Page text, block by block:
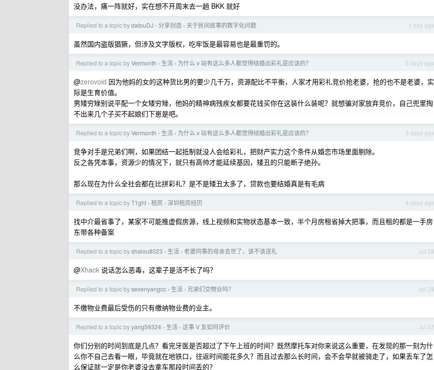
没办法，痛一阵就好，实在想不开周末去一趟 BKK 就好
1 day ago
Replied to a topic bydatouDJ › 分享创造 › 关于民间故事的数字化问题
虽然国内盗版猖獗，但涉及文字版权，吃牢饭是最容易也是最重罚的。
3 days ago
Replied to a topic byVermonth › 生活 › 为什么 v 站有这么多人都觉得结婚出彩礼是应该的？
@zerovoid 因为他妈的女的这种货比男的要少几千万，资源配比不平衡，人家才用彩礼竞价抢老婆，抢的也不是老婆，实
际是生育价值。
男矮穷矬别说平配一个女矮穷矬，他妈的精神病残疾女都要花钱买你在这装什么装呢？就想骗对家放弃竞价，自己兜里掏
不出来几个子买不起娘们下崽是吧。
3 days ago
Replied to a topic byVermonth › 生活 › 为什么 v 站有这么多人都觉得结婚出彩礼是应该的？
竞争对手是兄弟们啊，如果团结一起抵制就没人会给彩礼，把财产实力这个条件从婚恋市场里面剔除。
反之各凭本事，资源少的情况下，就只有高帅才能延续基因，矮丑的只能断子绝孙。
那么现在为什么全社会都在比拼彩礼？是不是矮丑太多了，贷款也要结婚真是有毛病
4 days ago
Replied to a topic byT1ght › 租房 › 深圳租房经历
找中介最省事了，某家不可能推虚假房源，线上视频和实物状态基本一致，半个月房租省掉大把事，而且租的都是一手房
东带各种备案
Jul 28
Replied to a topic byshalou8023 › 生活 › 老婆同事的母亲去世了，该不该送礼
@Xhack 说话怎么恶毒，这辈子是活不长了吗？
Jul 28
Replied to a topic bysevenyangcc › 生活 › 兄弟们交物业吗？
不缴物业费最后受伤的只有缴纳物业费的业主。
Jul 22
Replied to a topic byyang59324 › 生活 › 这事 V 友如何评价
你们分别的时间到底是几点？看完牙医是否超过了下午上班的时间？既然摩托车对你来说这么重要，在发现的那一刻为什
么你不自己去看一眼，毕竟就在地铁口，往返时间能花多久？而且过去那么长时间，会不会早就被骑走了，如果丢车了怎
么保证就一定是你老婆没去拿车那段时间丢的？